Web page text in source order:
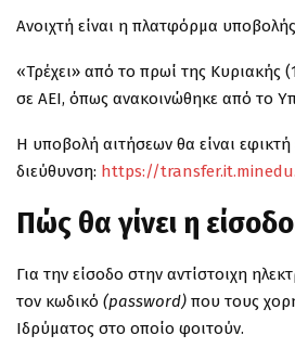
Ανοιχτή είναι η πλατφόρμα
«Τρέχει» από το πρωί της Κυριακής
σε ΑΕΙ, όπως ανακοινώθηκε από το
Η υποβολή αιτήσεων θα είναι
διεύθυνση: https://
Πώς θα γίνει η
Για την είσοδο στην αντίστοιχη
τον κωδικό (password) που τους
Ιδρύματος στο οποίο φοιτούν.